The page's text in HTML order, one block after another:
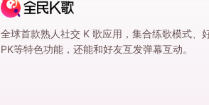
全球首款熟人社交 K 歌应用，集合练歌模式、
PK等特色功能，还能和好友互发弹幕互动。